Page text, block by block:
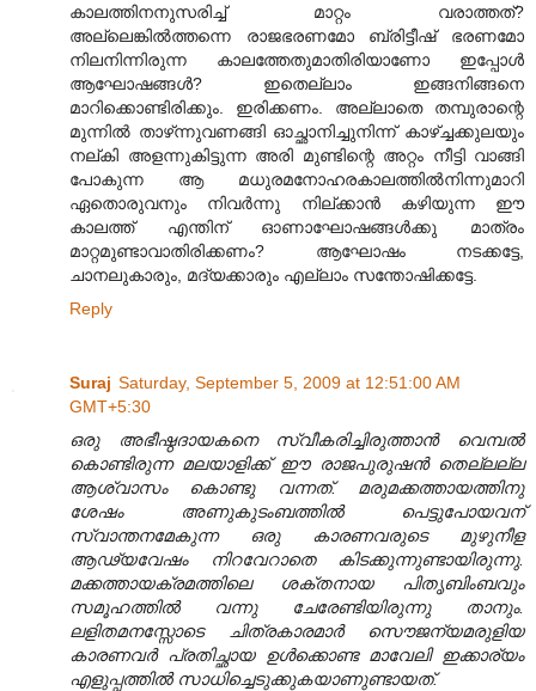
കാലത്തിനനുസരിച്ച്‌ മാറ്റം വരാത്തത്‌?
അല്ലെങ്കില്‍ത്തന്നെ രാജഭരണമോ ബ്രിട്ടീഷ്‌ ഭരണമോ
നിലനിന്നിരുന്ന കാലത്തേതുമാതിരിയാണോ ഇപ്പോള്‍
ആഘോഷങ്ങള്‍? ഇതെല്ലാം ഇങ്ങനിങ്ങനെ
മാറിക്കൊണ്ടിരിക്കും. ഇരിക്കണം. അല്ലാതെ തമ്പുരാന്റെ
മുന്നില്‍ താഴ്‌ന്നുവണങ്ങി ഓച്ഛാനിച്ചുനിന്ന് കാഴ്ച്ചക്കുലയും
നല്‌കി അളന്നുകിട്ടുന്ന അരി മുണ്ടിന്റെ അറ്റം നീട്ടി വാങ്ങി
പോകുന്ന ആ മധുരമനോഹരകാലത്തില്‍നിന്നുമാറി
ഏതൊരുവനും നിവര്‍ന്നു നില്‌ക്കാന്‍ കഴിയുന്ന ഈ
കാലത്ത്‌ എന്തിന്‌ ഓണാഘോഷങ്ങള്‍ക്കു മാത്രം
മാറ്റമുണ്ടാവാതിരിക്കണം? ആഘോഷം നടക്കട്ടേ,
ചാനലുകാരും, മദ്യക്കാരും എല്ലാം സന്തോഷിക്കട്ടേ.
Reply
Suraj Saturday, September 5, 2009 at 12:51:00 AM
GMT+5:30
ഒരു അഭീഷ്ഠദായകനെ സ്വീകരിച്ചിരുത്താൻ വെമ്പൽ
കൊണ്ടിരുന്ന മലയാളിക്ക് ഈ രാജപുരുഷൻ തെല്ലല്ല
ആശ്വാസം കൊണ്ടു വന്നത്. മരുമക്കത്തായത്തിനു
ശേഷം അണുകുടംബത്തിൽ പെട്ടുപോയവന്
സ്വാന്തനമേകുന്ന ഒരു കാരണവരുടെ മുഴുനീള
ആഢ്യവേഷം നിറവേറാതെ കിടക്കുന്നുണ്ടായിരുന്നു.
മക്കത്തായക്രമത്തിലെ ശക്തനായ പിതൃബിംബവും
സമൂഹത്തിൽ വന്നു ചേരേണ്ടിയിരുന്നു താനും.
ലളിതമനസ്സോടെ ചിത്രകാരമാർ സൌജന്യമരുളിയ
കാരണവർ പ്രതിച്ഛായ ഉൾക്കൊണ്ട മാവേലി ഇക്കാര്യം
എളുപ്പത്തിൽ സാധിച്ചെടുക്കുകയാണുണ്ടായത്.